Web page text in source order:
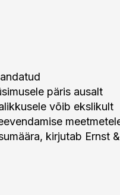
päris ausalt
võib ekslikult
kirjutab Ernst &